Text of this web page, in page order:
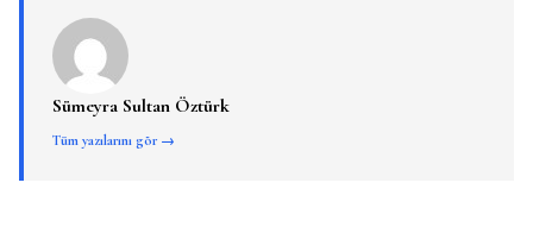
Sümeyra Sultan Öztürk
Tüm yazılarını gör →